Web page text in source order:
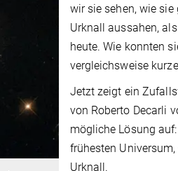
wir sie sehen, wie
Urknall aussahen,
heute. Wie konnten
vergleichsweise
Jetzt zeigt ein
von Roberto Decarli
mögliche Lösung
frühesten
Urknall.